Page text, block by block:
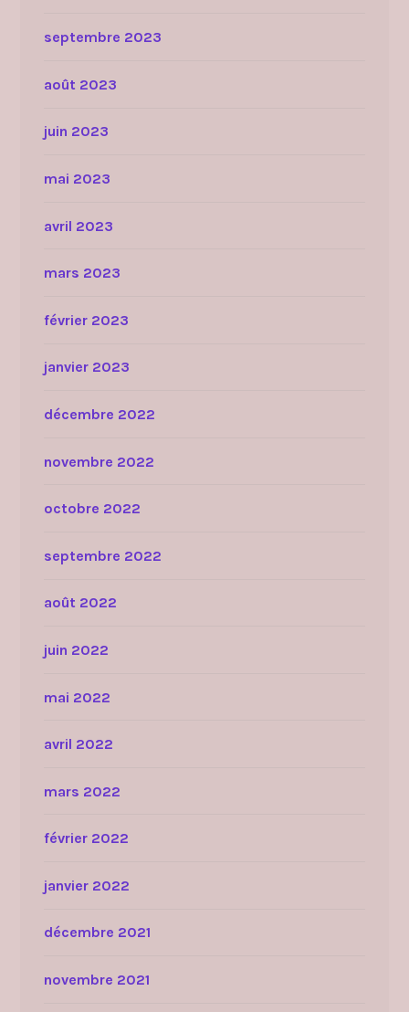
septembre 2023
août 2023
juin 2023
mai 2023
avril 2023
mars 2023
février 2023
janvier 2023
décembre 2022
novembre 2022
octobre 2022
septembre 2022
août 2022
juin 2022
mai 2022
avril 2022
mars 2022
février 2022
janvier 2022
décembre 2021
novembre 2021